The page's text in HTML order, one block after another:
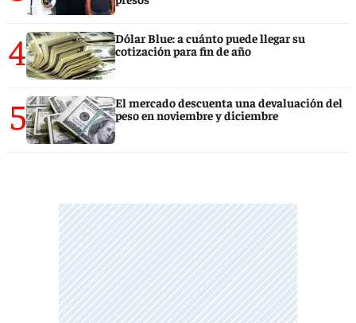
4
Dólar Blue: a cuánto puede llegar su
cotización para fin de año
5
El mercado descuenta una devaluación del
peso en noviembre y diciembre